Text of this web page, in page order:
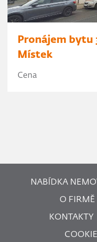
Pronájem bytu
Místek
Cena
NABÍDKA
O FIRMĚ
KONTAKTY